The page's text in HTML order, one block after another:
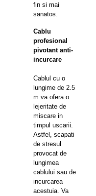
fin si mai
sanatos.
Cablu
profesional
pivotant anti-
incurcare
Cablul cu o
lungime de 2.5
m va ofera o
lejeritate de
miscare in
timpul uscarii.
Astfel, scapati
de stresul
provocat de
lungimea
cablului sau de
incurcarea
acestuia. Va